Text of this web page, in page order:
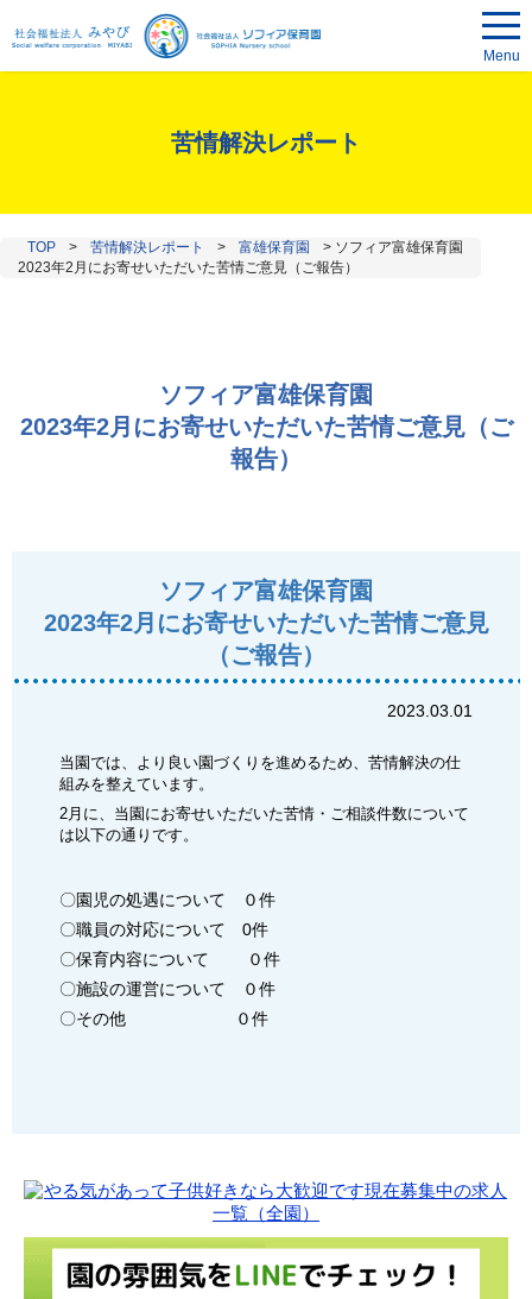
Menu
苦情解決レポート
TOP > 苦情解決レポート > 富雄保育園 > ソフィア富雄保育園
2023年2月にお寄せいただいた苦情ご意見（ご報告）
ソフィア富雄保育園
2023年2月にお寄せいただいた苦情ご意見（ご
報告）
ソフィア富雄保育園
2023年2月にお寄せいただいた苦情ご意見
（ご報告）
2023.03.01
当園では、より良い園づくりを進めるため、苦情解決の仕
組みを整えています。
2月に、当園にお寄せいただいた苦情・ご相談件数について
は以下の通りです。
〇園児の処遇について ０件
〇職員の対応について 0件
〇保育内容について ０件
〇施設の運営について ０件
〇その他 ０件